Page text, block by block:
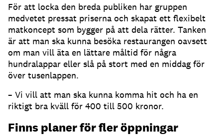
För att locka den breda publiken har gruppen
medvetet pressat priserna och skapat ett flexibelt
matkoncept som bygger på att dela rätter. Tanken
är att man ska kunna besöka restaurangen oavsett
om man vill äta en lättare måltid för några
hundralappar eller slå på stort med en middag för
över tusenlappen.
– Vi vill att man ska kunna komma hit och ha en
riktigt bra kväll för 400 till 500 kronor.
Finns planer för fler öppningar